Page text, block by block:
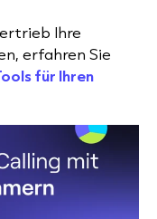
Ihre
erfahren Sie
für Ihren